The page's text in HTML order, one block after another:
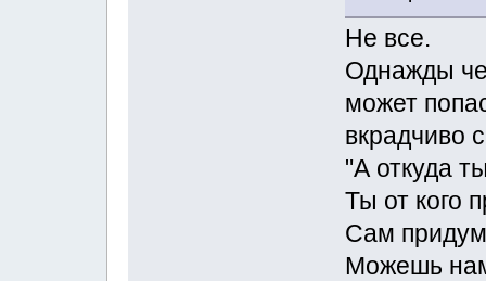
Не все.
Однажды
может
вкрадчиво
"А откуда
Ты от кого
Сам
Можешь